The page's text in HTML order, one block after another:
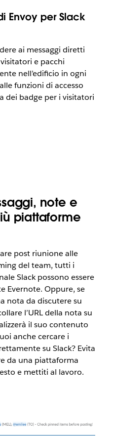
Envoy per Slack
ai messaggi diretti
e pacchi
nell’edificio in ogni
funzioni di accesso
dei badge per i visitatori
note e
piattaforme
post riunione alle
del team, tutti i
Slack possono essere
Evernote. Oppure, se
nota da discutere su
l’URL della nota su
il suo contenuto
anche cercare i
su Slack? Evita
da una piattaforma
e mettiti al lavoro.